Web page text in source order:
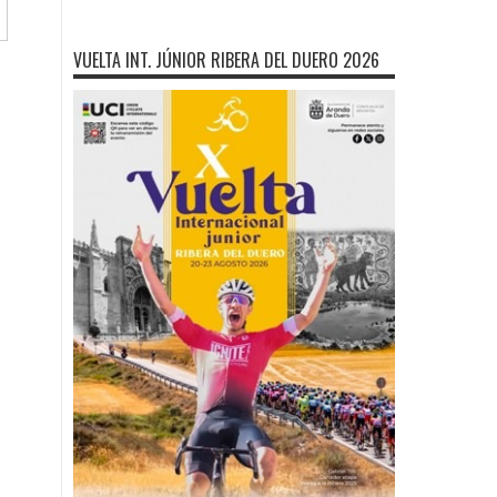
VUELTA INT. JÚNIOR RIBERA DEL DUERO 2026